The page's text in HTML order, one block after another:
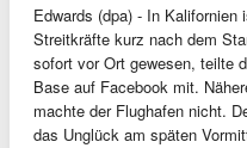
Edwards (dpa) - In Kalifornien
Streitkräfte kurz nach dem
sofort vor Ort gewesen, teilte
Base auf Facebook mit.
machte der Flughafen nicht.
das Unglück am späten